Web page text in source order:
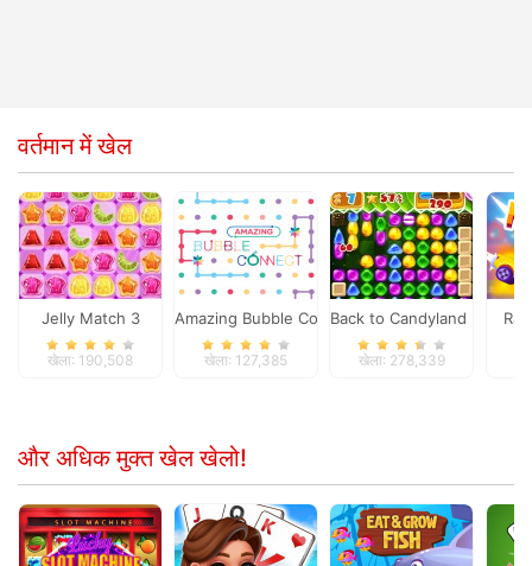
वर्तमान में खेल
Jelly Match 3
खेला: 190,508
Amazing Bubble Connect
खेला: 127,385
Back to Candyland 5
खेला: 278,339
और अधिक मुक्त खेल खेलो!